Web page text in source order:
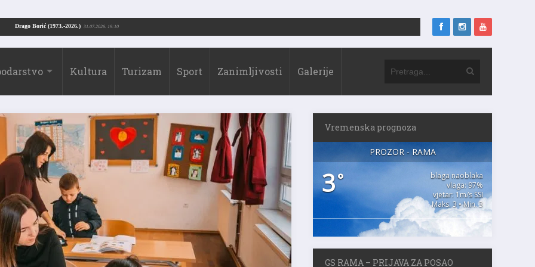
Drago Borić (1973.-2026.)
ostatke 24.07.2026. 13:51
Kultura Turizam Sport Zanimljivosti Galerije
Vremenska prognoza
PROZOR - RAMA
3°
blaga naoblaka
vlaga: 97%
vjetar: 1m/s SSI
Maks. 3 • Min. 3
GS RAMA – PRIJAVA ZA POSAO